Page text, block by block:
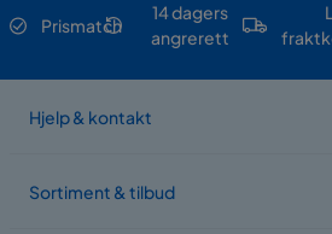
Prismatch
14 dagers
angrerett
Hjelp & kontakt
Sortiment & tilbud